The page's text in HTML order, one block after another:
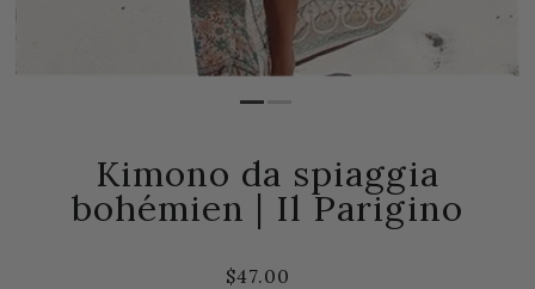
Kimono da spiaggia
bohémien | Il Parigino
$47.00